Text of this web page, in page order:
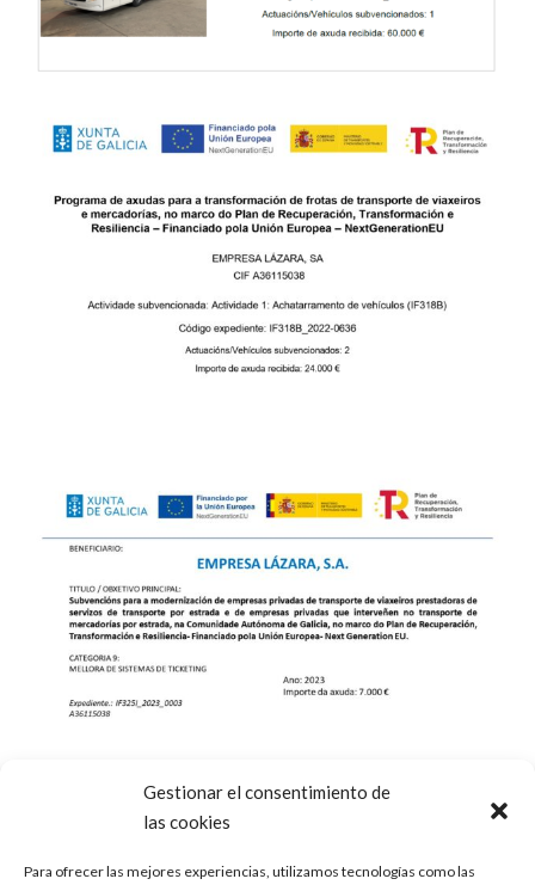
Gestionar el consentimiento de
las cookies
Para ofrecer las mejores experiencias, utilizamos tecnologías como las